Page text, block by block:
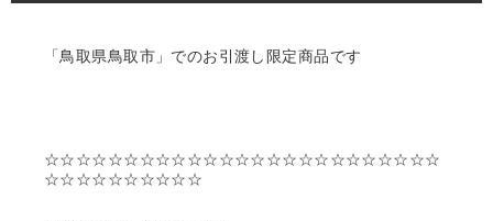
「鳥取県鳥取市」でのお引渡し限定商品です
☆☆☆☆☆☆☆☆☆☆☆☆☆☆☆☆☆☆☆☆☆☆☆☆☆
☆☆☆☆☆☆☆☆☆☆